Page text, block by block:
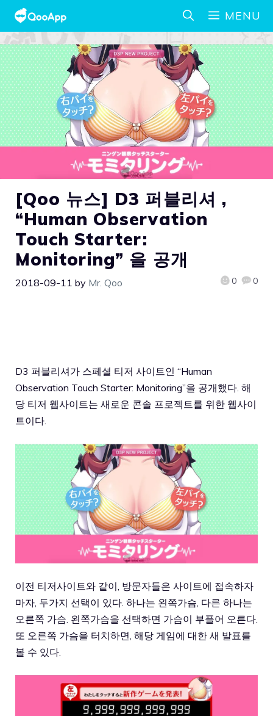
MENU
[Qoo 뉴스] D3 퍼블리셔 ,
“Human Observation
Touch Starter:
Monitoring” 을 공개
2018-09-11 by Mr. Qoo 0 0
D3 퍼블리셔가 스페셜 티저 사이트인 “Human
Observation Touch Starter: Monitoring”을 공개했다. 해
당 티저 웹사이트는 새로운 콘솔 프로젝트를 위한 웹사이
트이다.
이전 티저사이트와 같이, 방문자들은 사이트에 접속하자
마자, 두가지 선택이 있다. 하나는 왼쪽가슴, 다른 하나는
오른쪽 가슴. 왼쪽가슴을 선택하면 가슴이 부플어 오른다.
또 오른쪽 가슴을 터치하면, 해당 게임에 대한 새 발표를
볼 수 있다.